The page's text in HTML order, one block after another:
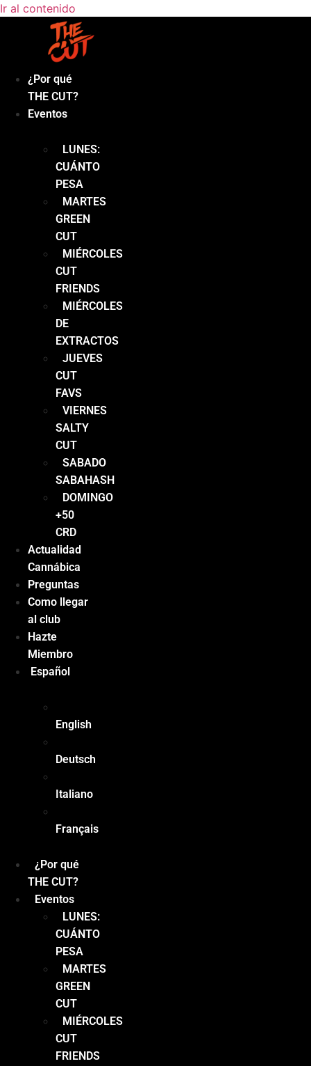
Ir al contenido
¿Por qué
THE CUT?
Eventos
LUNES:
CUÁNTO
PESA
MARTES
GREEN
CUT
MIÉRCOLES
CUT
FRIENDS
MIÉRCOLES
DE
EXTRACTOS
JUEVES
CUT
FAVS
VIERNES
SALTY
CUT
SABADO
SABAHASH
DOMINGO
+50
CRD
Actualidad
Cannábica
Preguntas
Como llegar
al club
Hazte
Miembro
Español
English
Deutsch
Italiano
Français
¿Por qué
THE CUT?
Eventos
LUNES:
CUÁNTO
PESA
MARTES
GREEN
CUT
MIÉRCOLES
CUT
FRIENDS